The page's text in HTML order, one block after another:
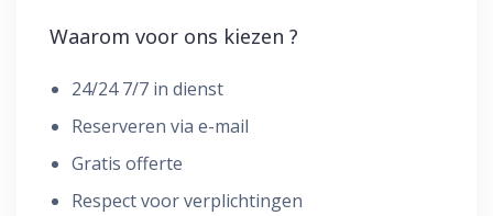
Waarom voor ons kiezen ?
24/24 7/7 in dienst
Reserveren via e-mail
Gratis offerte
Respect voor verplichtingen